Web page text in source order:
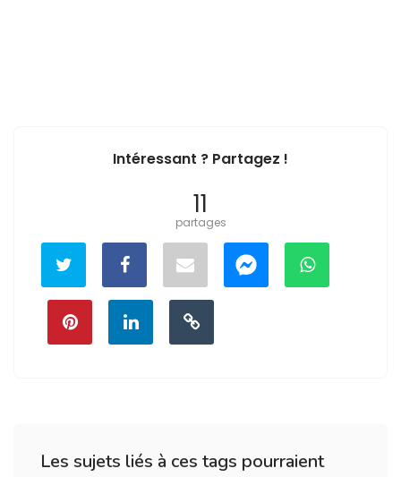
Intéressant ? Partagez !
11
partages
Les sujets liés à ces tags pourraient